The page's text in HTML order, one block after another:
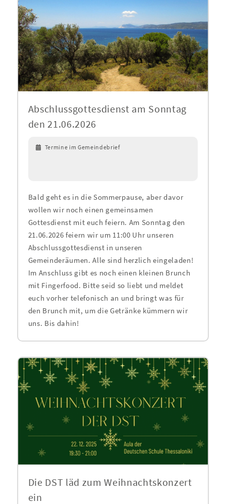
Abschlussgottesdienst am Sonntag
den 21.06.2026
Termine im Gemeindebrief
Bald geht es in die Sommerpause, aber davor
wollen wir noch einen gemeinsamen
Gottesdienst mit euch feiern. Am Sonntag den
21.06.2026 feiern wir um 11:00 Uhr unseren
Abschlussgottesdienst in unseren
Gemeinderäumen. Alle sind herzlich eingeladen!
Im Anschluss gibt es noch einen kleinen Brunch
mit Fingerfood. Bitte seid so liebt und meldet
euch vorher telefonisch an und bringt was für
den Brunch mit, um die Getränke kümmern wir
uns. Bis dahin!
Die DST läd zum Weihnachtskonzert
ein